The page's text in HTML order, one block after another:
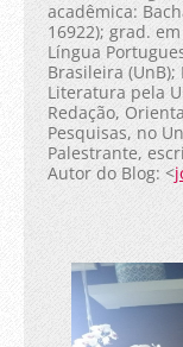
acadêmica:
16922); grad.
Língua
Brasileira
Literatura pela
Redação,
Pesquisas, no
Palestrante,
Autor do Blog: <